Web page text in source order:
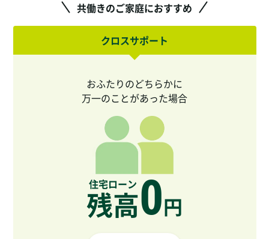
共働きのご家庭におすすめ
クロスサポート
おふたりのどちらかに
万一のことがあった場合
住宅ローン
残高0円